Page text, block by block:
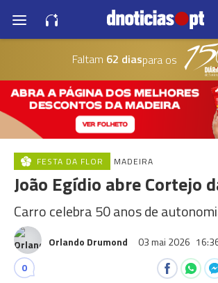
Faltam 62 diaspara os
FESTA DA FLOR MADEIRA
João Egídio abre Cortejo
Carro celebra 50 anos de
Orlando Drumond 03 mai 2026
0